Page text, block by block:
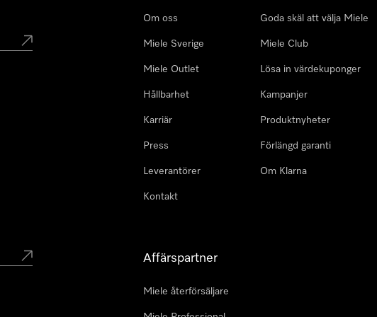
Om oss
Miele Sverige
Miele Outlet
Hållbarhet
Karriär
Press
Leverantörer
Kontakt
Goda skäl att välja Miele
Miele Club
Lösa in värdekuponger
Kampanjer
Produktnyheter
Förlängd garanti
Om Klarna
Affärspartner
Miele återförsäljare